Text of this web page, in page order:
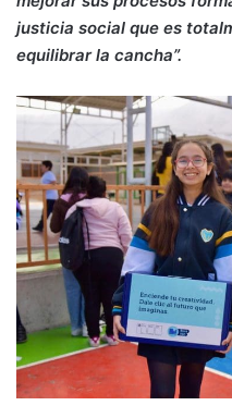
justicia social que es
equilibrar la cancha”.